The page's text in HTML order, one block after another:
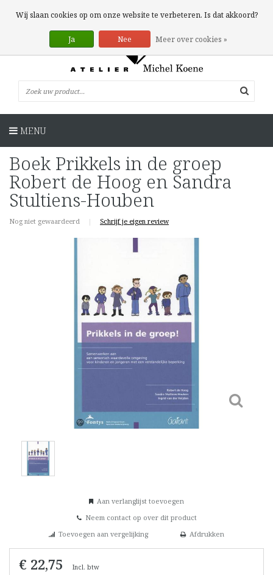
0 Artikelen
MENU
Boek Prikkels in de groep
Robert de Hoog en Sandra
Stultiens-Houben
Nog niet gewaardeerd | Schrijf je eigen review
Aan verlanglijst toevoegen
Neem contact op over dit product
Toevoegen aan vergelijking
Afdrukken
€ 22,75 Incl. btw
Wij slaan cookies op om onze website te verbeteren. Is dat akkoord?
Ja Nee Meer over cookies »